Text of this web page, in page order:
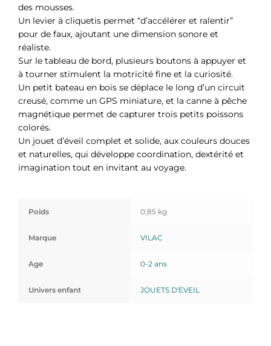
des mousses.
Un levier à cliquetis permet “d’accélérer et ralentir”
pour de faux, ajoutant une dimension sonore et
réaliste.
Sur le tableau de bord, plusieurs boutons à appuyer et
à tourner stimulent la motricité fine et la curiosité.
Un petit bateau en bois se déplace le long d’un circuit
creusé, comme un GPS miniature, et la canne à pêche
magnétique permet de capturer trois petits poissons
colorés.
Un jouet d’éveil complet et solide, aux couleurs douces
et naturelles, qui développe coordination, dextérité et
imagination tout en invitant au voyage.
Poids 0,85 kg
Marque VILAC
Age 0-2 ans
Univers enfant JOUETS D'EVEIL